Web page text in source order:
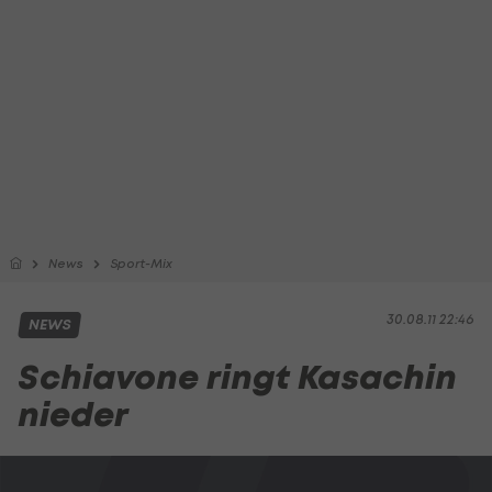
News Sport-Mix
30.08.11 22:46
NEWS
Schiavone ringt Kasachin
nieder